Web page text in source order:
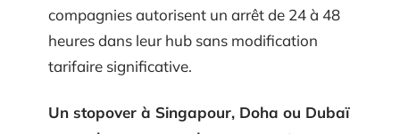
compagnies autorisent un arrêt de 24 à 48
heures dans leur hub sans modification
tarifaire significative.
Un stopover à Singapour, Doha ou Dubaï